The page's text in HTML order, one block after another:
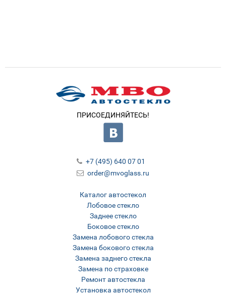
ПРИСОЕДИНЯЙТЕСЬ!
Каталог автостекол
Лобовое стекло
Заднее стекло
Боковое стекло
Замена лобового стекла
Замена бокового стекла
Замена заднего стекла
Замена по страховке
Ремонт автостекла
Установка автостекол
+7 (495) 640 07 01
order@mvoglass.ru